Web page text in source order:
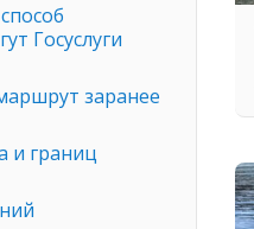
Госуслуги
заранее
и границ